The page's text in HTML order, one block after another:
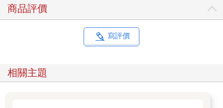
商品評價
寫評價
相關主題